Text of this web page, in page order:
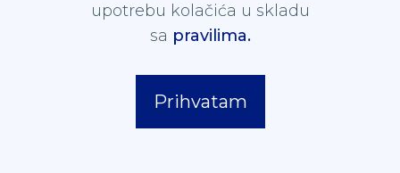
upotrebu kolačića u skladu
sa pravilima.
Prihvatam